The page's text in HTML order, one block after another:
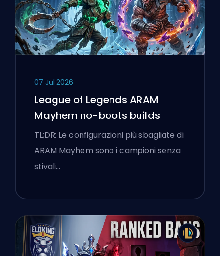
07 Jul 2026
League of Legends ARAM
Mayhem no-boots builds
TL;DR: Le configurazioni più sbagliate di
ARAM Mayhem sono i campioni senza
stivali…